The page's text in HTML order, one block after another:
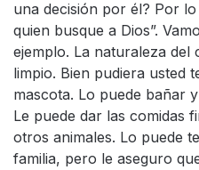
una decisión por él? Por
quien busque a Dios”.
ejemplo. La naturaleza
limpio. Bien pudiera usted
mascota. Lo puede bañar
Le puede dar las comidas
otros animales. Lo puede
familia, pero le aseguro